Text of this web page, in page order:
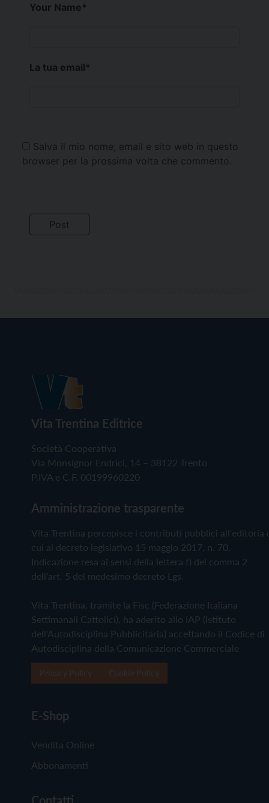
Your Name*
La tua email*
Salva il mio nome, email e sito web in questo
browser per la prossima volta che commento.
Vita Trentina Editrice
Società Cooperativa
Via Monsignor Endrici, 14 – 38122 Trento
P.IVA e C.F. 00199960220
Amministrazione trasparente
Vita Trentina percepisce i contributi pubblici all'editoria
cui al decreto legislativo 15 maggio 2017, n. 70.
Indicazione resa ai sensi della lettera f) del comma 2
dell'art. 5 del medesimo decreto Lgs.
Vita Trentina, tramite la Fisc (Federazione Italiana
Settimanali Cattolici), ha aderito allo IAP (Istituto
dell'Autodisciplina Pubblicitaria) accettando il Codice di
Autodisciplina della Comunicazione Commerciale
E-Shop
Vendita Online
Abbonamenti
Contatti